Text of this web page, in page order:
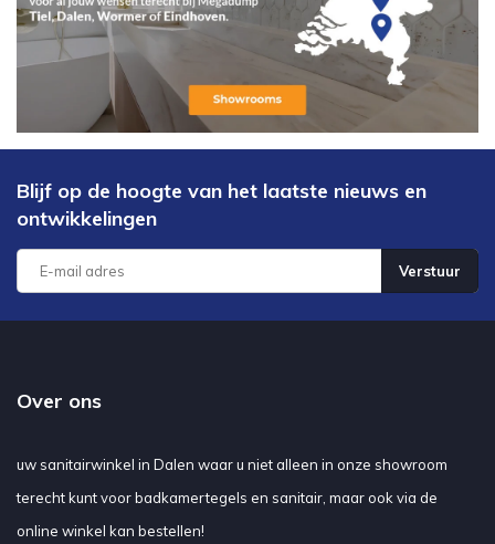
Blijf op de hoogte van het laatste nieuws en
ontwikkelingen
Verstuur
Over ons
uw sanitairwinkel in Dalen waar u niet alleen in onze showroom
terecht kunt voor badkamertegels en sanitair, maar ook via de
online winkel kan bestellen!